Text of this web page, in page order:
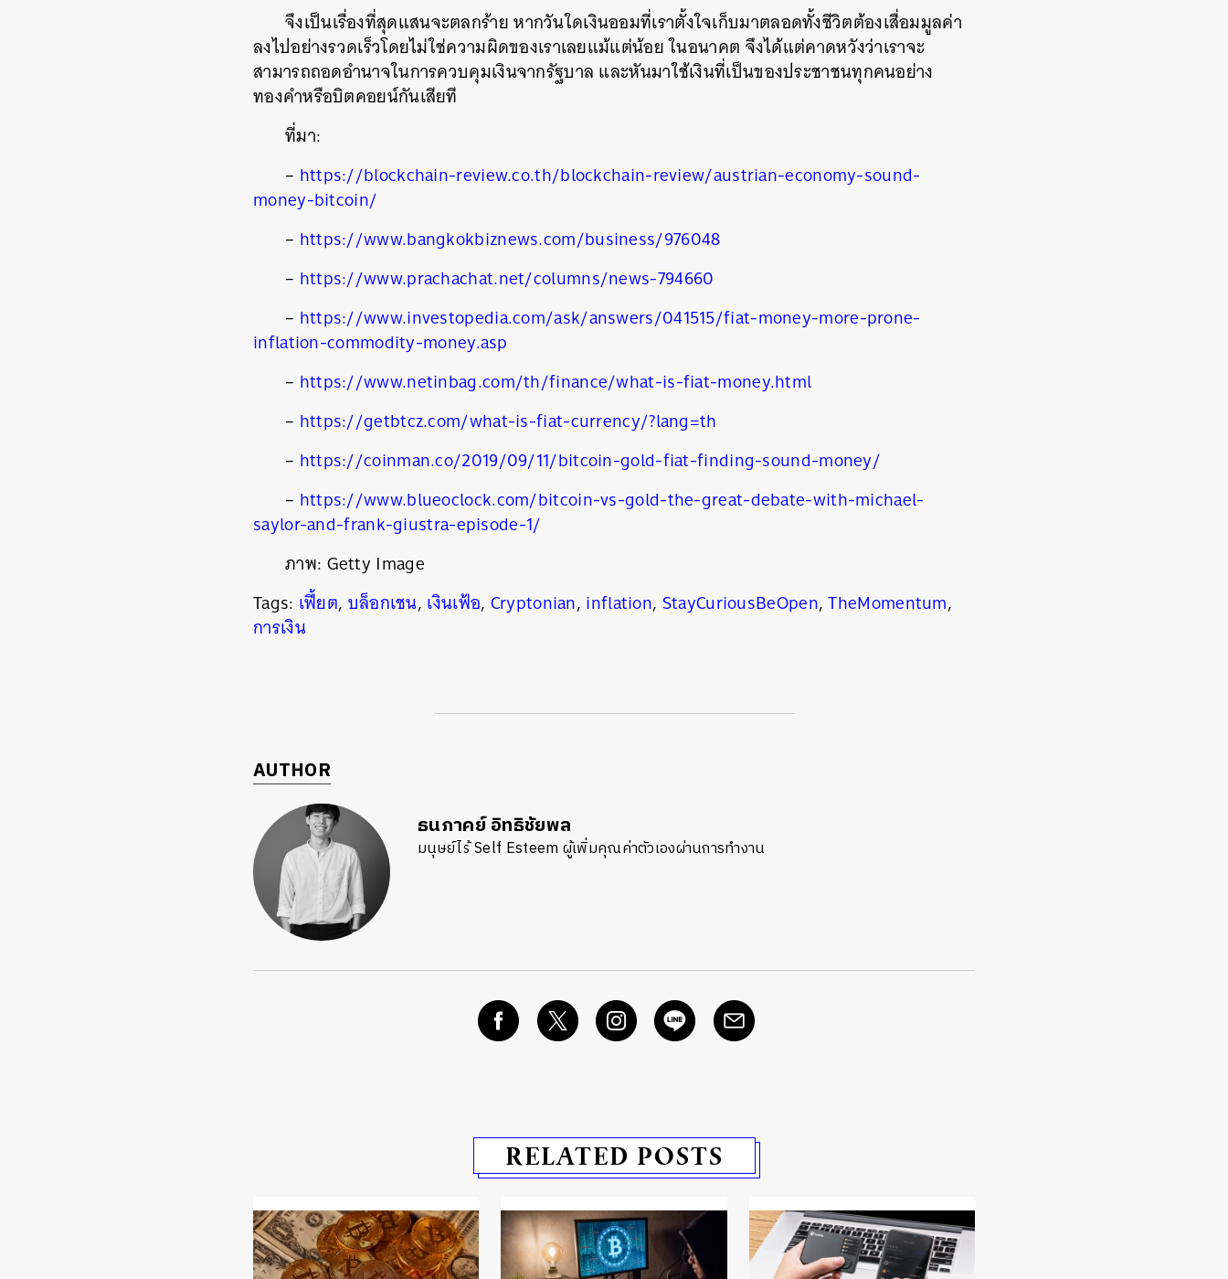
จึงเป็นเรื่องที่สุดแสนจะตลกร้าย หากวันใดเงินออมที่เราตั้งใจเก็บมาตลอดทั้งชีวิตต้องเสื่อมมูลค่า
ลงไปอย่างรวดเร็วโดยไม่ใช่ความผิดของเราเลยแม้แต่น้อย ในอนาคต จึงได้แต่คาดหวังว่าเราจะ
สามารถถอดอำนาจในการควบคุมเงินจากรัฐบาล และหันมาใช้เงินที่เป็นของประชาชนทุกคนอย่าง
ทองคำหรือบิตคอยน์กันเสียที
ที่มา:
– https://blockchain-review.co.th/blockchain-review/austrian-economy-sound-
money-bitcoin/
– https://www.bangkokbiznews.com/business/976048
– https://www.prachachat.net/columns/news-794660
– https://www.investopedia.com/ask/answers/041515/fiat-money-more-prone-
inflation-commodity-money.asp
– https://www.netinbag.com/th/finance/what-is-fiat-money.html
– https://getbtcz.com/what-is-fiat-currency/?lang=th
– https://coinman.co/2019/09/11/bitcoin-gold-fiat-finding-sound-money/
– https://www.blueoclock.com/bitcoin-vs-gold-the-great-debate-with-michael-
saylor-and-frank-giustra-episode-1/
ภาพ: Getty Image
Tags: เฟี้ยต, บล็อกเชน, เงินเฟ้อ, Cryptonian, inflation, StayCuriousBeOpen,TheMomentum,
การเงิน
AUTHOR
ธนภาคย์ อิทธิชัยพล
มนุษย์ไร้ Self Esteem ผู้เพิ่มคุณค่าตัวเองผ่านการทำงาน
RELATED POSTS
SHARE TWEET LINE EMAIL